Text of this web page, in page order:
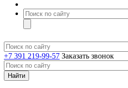
+7 391 219-99-57 Заказать звонок